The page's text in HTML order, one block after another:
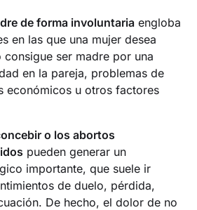
de forma involuntaria engloba
en las que una mujer desea
ser madre por una
en la pareja, problemas de
económicos u otros factores
o los abortos
pueden generar un
importante, que suele ir
de duelo, pérdida,
De hecho, el dolor de no